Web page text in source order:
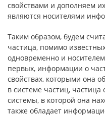
свойствами и дополняем
являются носителями
Таким образом, будем
частица, помимо
одновременно и
первых, информации о
свойствах, которыми она
в системе частиц, частица
системы, в которой она
также обладает